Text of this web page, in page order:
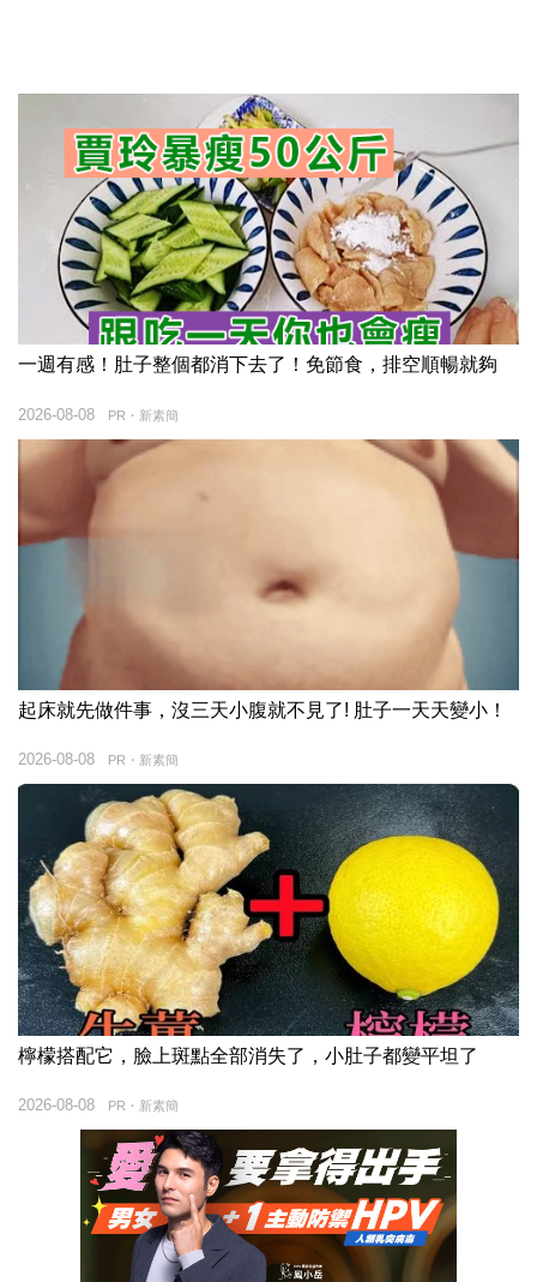
一週有感！肚子整個都消下去了！免節食，排空順暢就夠
PR・新素簡
2026-08-08
起床就先做件事，沒三天小腹就不見了! 肚子一天天變小！
PR・新素簡
2026-08-08
檸檬搭配它，臉上斑點全部消失了，小肚子都變平坦了
PR・新素簡
2026-08-08